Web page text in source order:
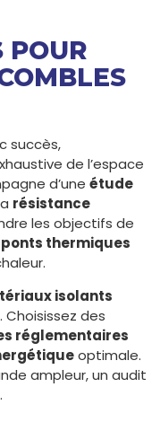
POUR
succès,
de l’espace
d’une étude
résistance
les objectifs de
ponts thermiques
isolants
des
réglementaires
optimale.
ampleur, un audit